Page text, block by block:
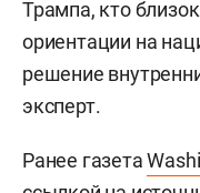
Трампа, кто
ориентации на
решение
эксперт.
Ранее газета